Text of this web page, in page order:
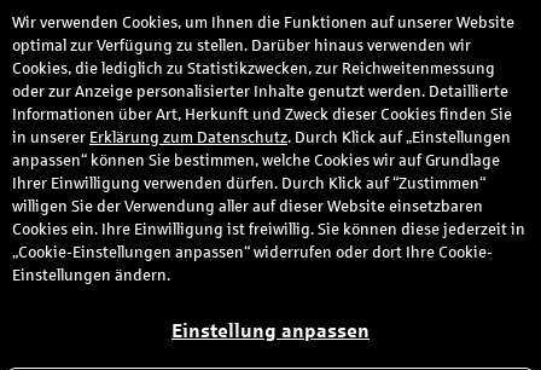
Anmeldung
Bitte melden Sie sich hier mit Ihrer E-Mail-Adresse und dem von
Ihnen gewählten Passwort an.
Sie sind zum ersten Mal hier?
Wir verwenden Cookies, um Ihnen die Funktionen auf unserer Website
optimal zur Verfügung zu stellen. Darüber hinaus verwenden wir
Cookies, die lediglich zu Statistikzwecken, zur Reichweitenmessung
oder zur Anzeige personalisierter Inhalte genutzt werden. Detaillierte
Informationen über Art, Herkunft und Zweck dieser Cookies finden Sie
in unserer Erklärung zum Datenschutz. Durch Klick auf „Einstellungen
anpassen“ können Sie bestimmen, welche Cookies wir auf Grundlage
Ihrer Einwilligung verwenden dürfen. Durch Klick auf “Zustimmen“
willigen Sie der Verwendung aller auf dieser Website einsetzbaren
Cookies ein. Ihre Einwilligung ist freiwillig. Sie können diese jederzeit in
„Cookie-Einstellungen anpassen“ widerrufen oder dort Ihre Cookie-
Einstellungen ändern.
Einstellung anpassen